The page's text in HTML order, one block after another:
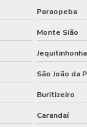
Paraopeba
Monte Sião
Jequitinhonha
São João da
Buritizeiro
Carandaí